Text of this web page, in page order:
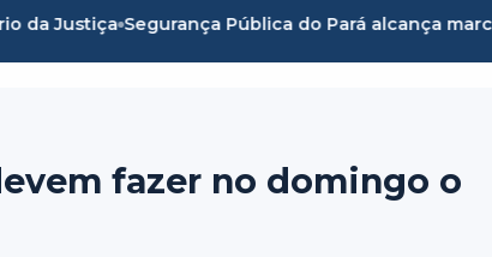
Segurança Pública do Pará alcança marca de
fazer no domingo o